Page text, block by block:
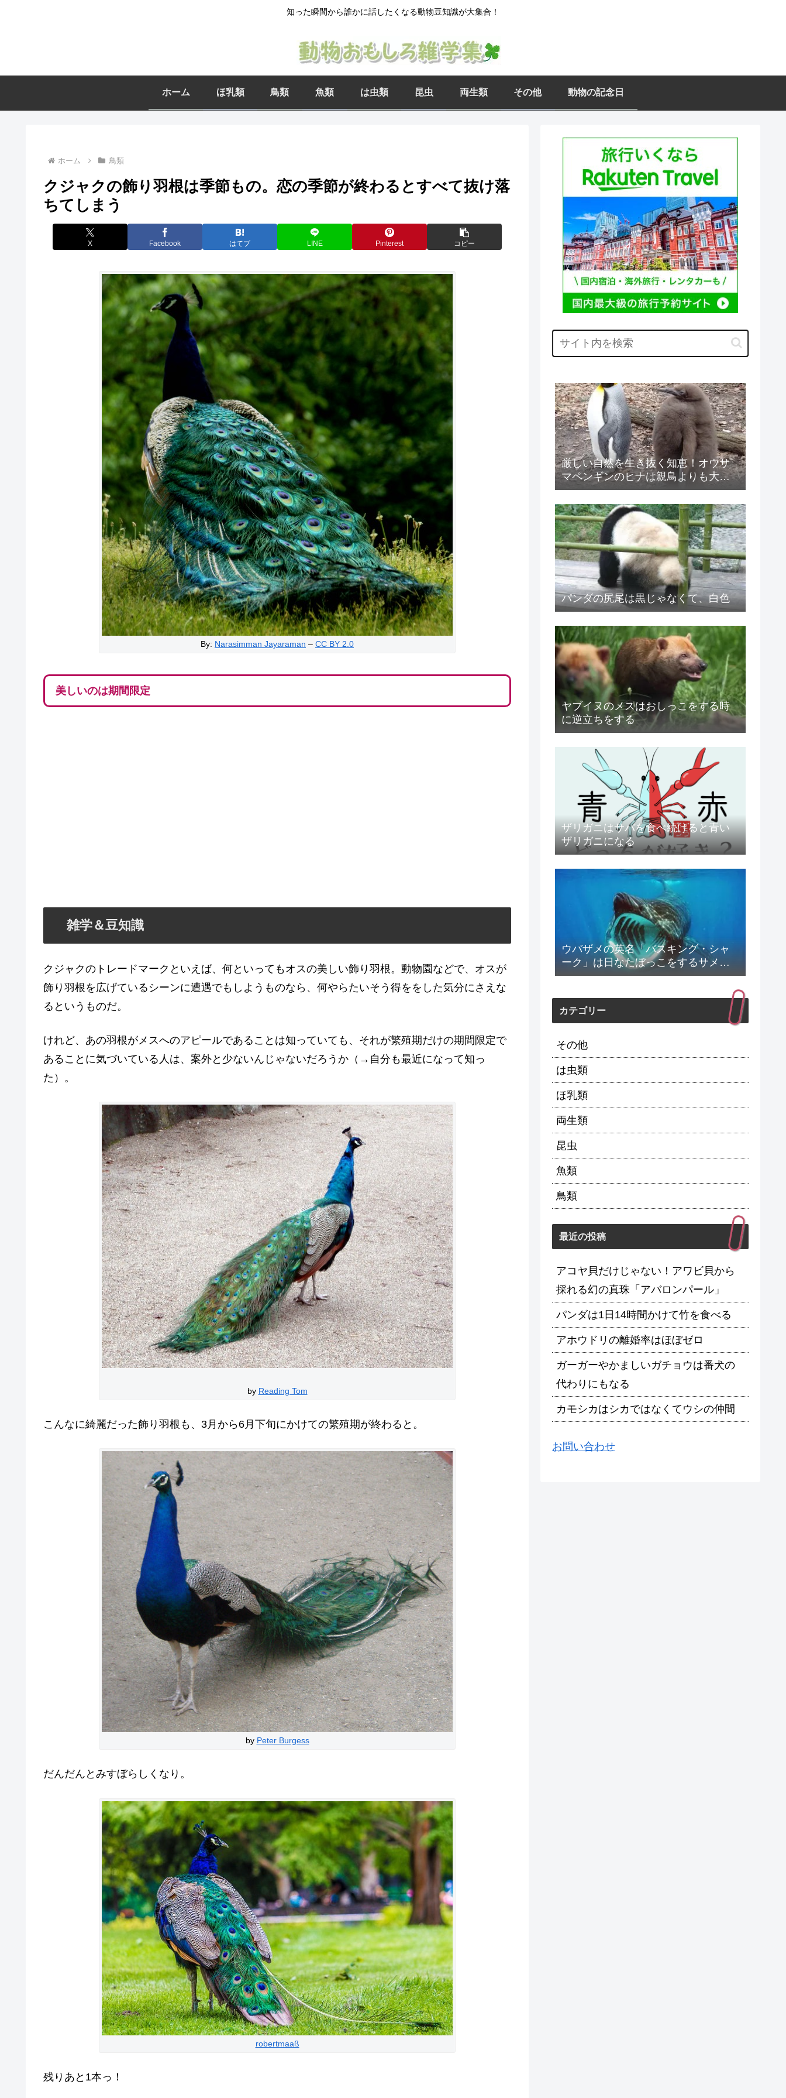
知った瞬間から誰かに話したくなる動物豆知識が大集合！
ホーム ほ乳類 鳥類 魚類 は虫類 昆虫 両生類 その他 動物の記念日
ホーム 鳥類
クジャクの飾り羽根は季節もの。恋の季節が終わるとすべて抜け落
ちてしまう
X Facebook はてブ LINE Pinterest コピー
By: Narasimman Jayaraman – CC BY 2.0
美しいのは期間限定
雑学＆豆知識
クジャクのトレードマークといえば、何といってもオスの美しい飾り羽根。動物園などで、オスが
飾り羽根を広げているシーンに遭遇でもしようものなら、何やらたいそう得ををした気分にさえな
るというものだ。
けれど、あの羽根がメスへのアピールであることは知っていても、それが繁殖期だけの期間限定で
あることに気づいている人は、案外と少ないんじゃないだろうか（→自分も最近になって知っ
た）。
by Reading Tom
こんなに綺麗だった飾り羽根も、3月から6月下旬にかけての繁殖期が終わると。
by Peter Burgess
だんだんとみすぼらしくなり。
robertmaaß
残りあと1本っ！
厳しい自然を生き抜く知恵！オウサ
マペンギンのヒナは親鳥よりも大き
なる
パンダの尻尾は黒じゃなくて、白色
ヤブイヌのメスはおしっこをする時
に逆立ちをする
ザリガニはサバを食べ続けると青い
ザリガニになる
ウバザメの英名「バスキング・シャ
ーク」は日なたぼっこをするサメの
意
カテゴリー
その他
は虫類
ほ乳類
両生類
昆虫
魚類
鳥類
最近の投稿
アコヤ貝だけじゃない！アワビ貝から
採れる幻の真珠「アバロンパール」
パンダは1日14時間かけて竹を食べる
アホウドリの離婚率はほぼゼロ
ガーガーやかましいガチョウは番犬の
代わりにもなる
カモシカはシカではなくてウシの仲間
お問い合わせ